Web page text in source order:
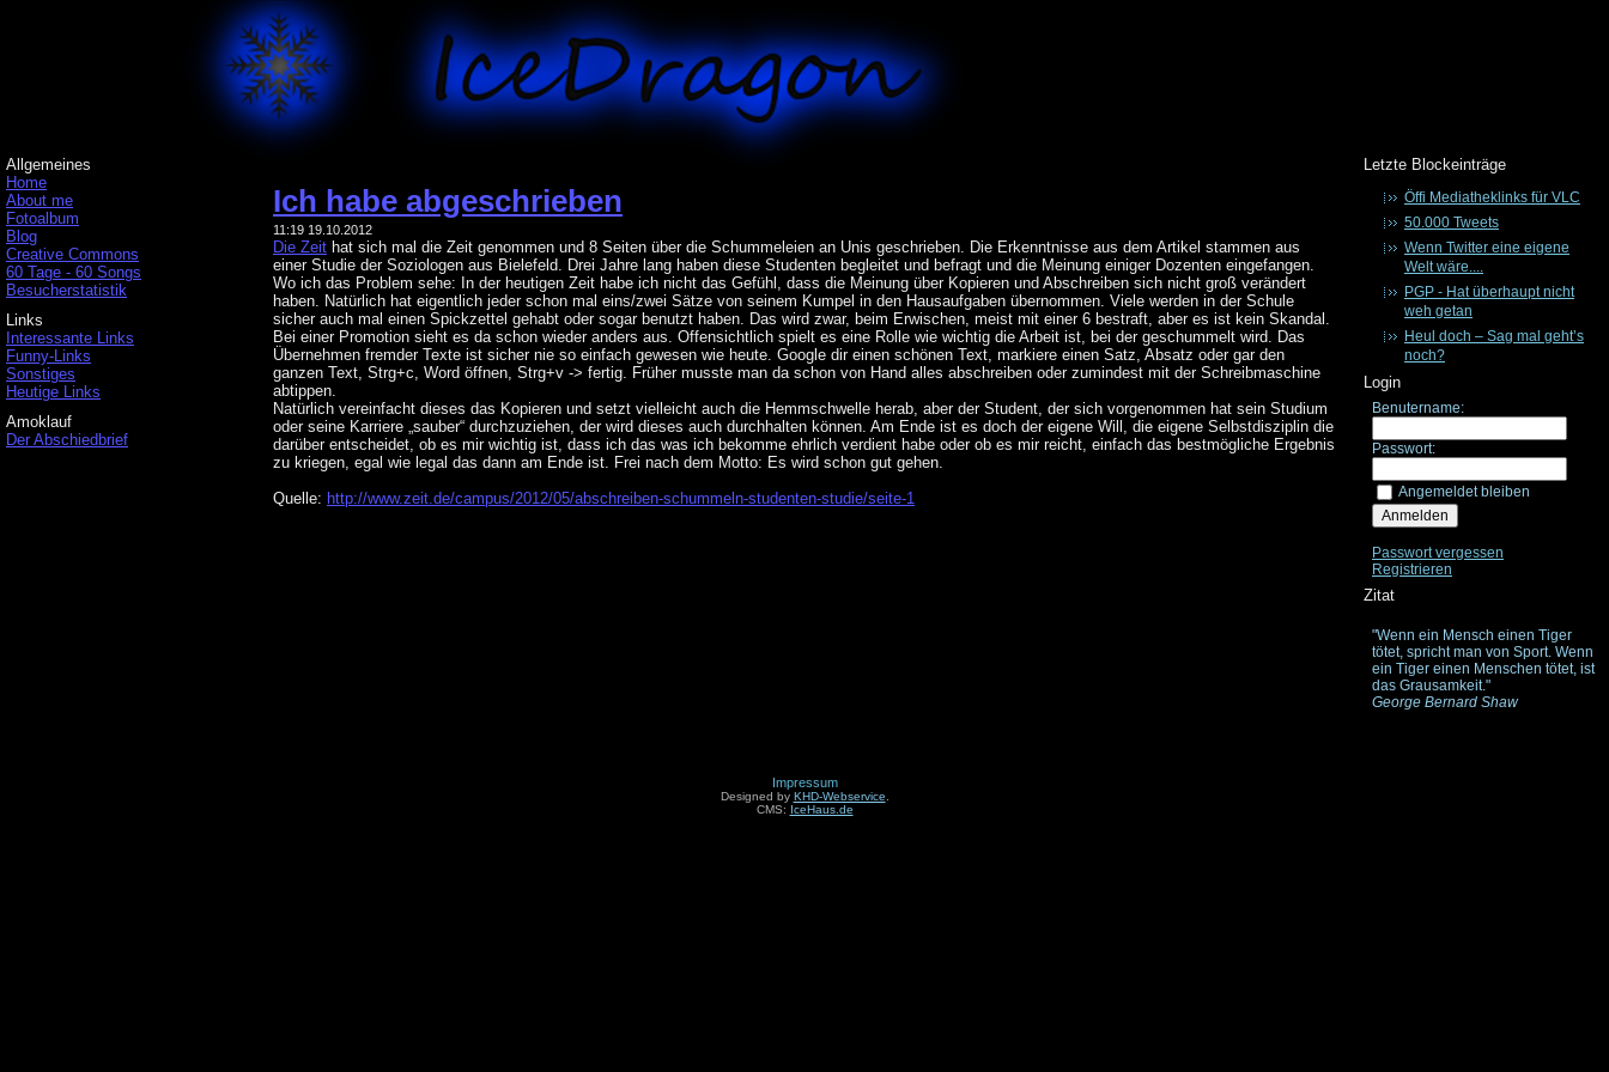
Allgemeines
Home
About me
Fotoalbum
Blog
Creative Commons
60 Tage - 60 Songs
Besucherstatistik
Links
Interessante Links
Funny-Links
Sonstiges
Heutige Links
Amoklauf
Der Abschiedbrief
Ich habe abgeschrieben
11:19 19.10.2012
Die Zeit hat sich mal die Zeit genommen und 8 Seiten über die Schummeleien an Unis geschrieben. Die Erkenntnisse aus dem Artikel stammen aus
einer Studie der Soziologen aus Bielefeld. Drei Jahre lang haben diese Studenten begleitet und befragt und die Meinung einiger Dozenten eingefangen.
Wo ich das Problem sehe: In der heutigen Zeit habe ich nicht das Gefühl, dass die Meinung über Kopieren und Abschreiben sich nicht groß verändert
haben. Natürlich hat eigentlich jeder schon mal eins/zwei Sätze von seinem Kumpel in den Hausaufgaben übernommen. Viele werden in der Schule
sicher auch mal einen Spickzettel gehabt oder sogar benutzt haben. Das wird zwar, beim Erwischen, meist mit einer 6 bestraft, aber es ist kein Skandal.
Bei einer Promotion sieht es da schon wieder anders aus. Offensichtlich spielt es eine Rolle wie wichtig die Arbeit ist, bei der geschummelt wird. Das
Übernehmen fremder Texte ist sicher nie so einfach gewesen wie heute. Google dir einen schönen Text, markiere einen Satz, Absatz oder gar den
ganzen Text, Strg+c, Word öffnen, Strg+v -> fertig. Früher musste man da schon von Hand alles abschreiben oder zumindest mit der Schreibmaschine
abtippen.
Natürlich vereinfacht dieses das Kopieren und setzt vielleicht auch die Hemmschwelle herab, aber der Student, der sich vorgenommen hat sein Studium
oder seine Karriere „sauber“ durchzuziehen, der wird dieses auch durchhalten können. Am Ende ist es doch der eigene Will, die eigene Selbstdisziplin die
darüber entscheidet, ob es mir wichtig ist, dass ich das was ich bekomme ehrlich verdient habe oder ob es mir reicht, einfach das bestmögliche Ergebnis
zu kriegen, egal wie legal das dann am Ende ist. Frei nach dem Motto: Es wird schon gut gehen.
Quelle: http://www.zeit.de/campus/2012/05/abschreiben-schummeln-studenten-studie/seite-1
Letzte Blockeinträge
Öffi Mediatheklinks für VLC
50.000 Tweets
Wenn Twitter eine eigene
Welt wäre....
PGP - Hat überhaupt nicht
weh getan
Heul doch – Sag mal geht’s
noch?
Login
Benutername:
Passwort:
Angemeldet bleiben
Passwort vergessen
Registrieren
Zitat
"Wenn ein Mensch einen Tiger
tötet, spricht man von Sport. Wenn
ein Tiger einen Menschen tötet, ist
das Grausamkeit."
George Bernard Shaw
Impressum
Designed by KHD-Webservice
CMS: IceHaus.de